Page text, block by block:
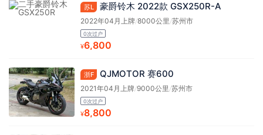
苏L 豪爵铃木 2022款 GSX250R-A
2022年04月上牌/8000公里 /苏州市
0次过户
¥6,800
浙F QJMOTOR 赛600
2021年04月上牌/9000公里 /苏州市
0次过户
¥8,800